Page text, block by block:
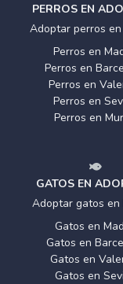
PERROS EN
Adoptar perros en
Perros en
Perros en
Perros en
Perros en
Perros en
GATOS EN
Adoptar gatos en
Gatos en
Gatos en
Gatos en
Gatos en